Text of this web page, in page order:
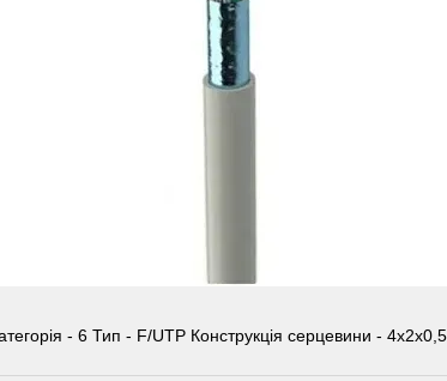
- 6 Тип - F/UTP Конструкція серцевини -